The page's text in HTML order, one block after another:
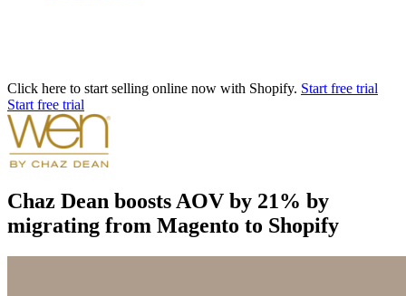
Click here to start selling online now with Shopify. Start free trial
Start free trial
Chaz Dean boosts AOV by 21% by
migrating from Magento to Shopify